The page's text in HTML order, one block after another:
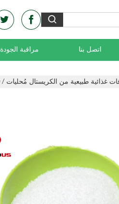
مراقبة الجودة اتصل بنا
غذائية طبيعية من الكريستال مُحليات / 30 - 80 شبكة إكسيليتول مُحلي طبيعي